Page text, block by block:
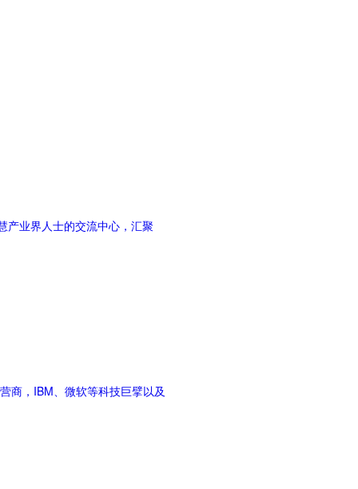
产业界人士的交流中心，汇聚
商，IBM、微软等科技巨擘以及